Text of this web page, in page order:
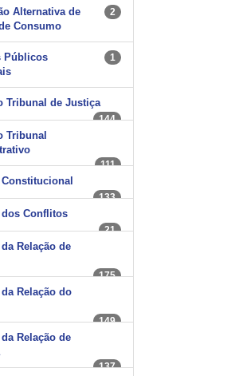
Alternativa de
Consumo
2
Públicos
1
Tribunal de Justiça
144
Tribunal
111
133
Conflitos
21
Relação de
175
Relação do
149
Relação de
137